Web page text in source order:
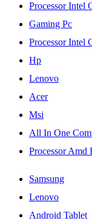
Processor Intel
Gaming Pc
Processor Intel
Hp
Lenovo
Acer
Msi
All In One
Processor Amd
Samsung
Lenovo
Android Tablet